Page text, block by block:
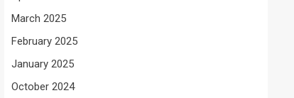
March 2025
February 2025
January 2025
October 2024